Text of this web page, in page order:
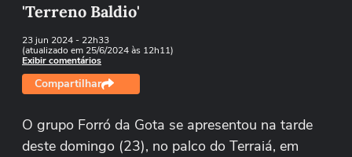
'Terreno Baldio'
23 jun 2024- 22h33
(atualizado em 25/6/2024 às 12h11)
Exibir comentários
Compartilhar
O grupo Forró da Gota se apresentou na tarde
deste domingo (23), no palco do Terraiá, em